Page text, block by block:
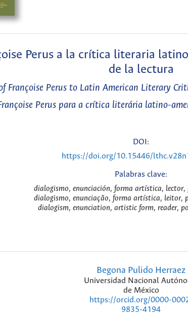
Perus a la crítica literaria
de la lectura
Françoise Perus to Latin American Literary
Perus para a crítica literária latino-
DOI:
https://doi.org/10.15446/
Palabras clave:
dialogismo, enunciación, forma artística, lector,
dialogismo, enunciação, forma artística, leitor,
dialogism, enunciation, artistic form, reader,
Begona Pulido Herraez
Universidad Nacional
de México
https://orcid.org/0000-
9835-4194